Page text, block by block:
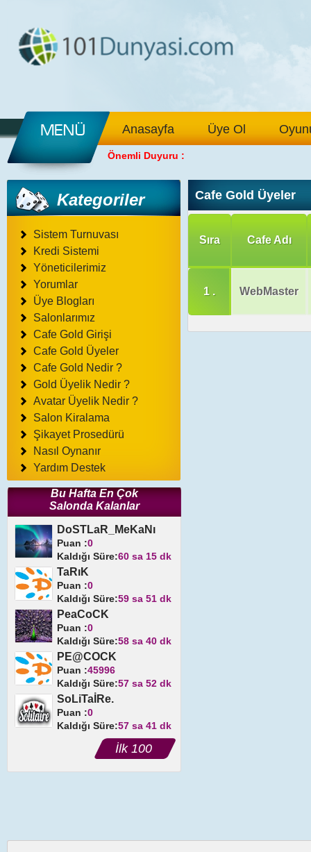
Anasayfa Üye Ol
Önemli Duyuru :
Kategoriler
Sistem Turnuvası
Kredi Sistemi
Yöneticilerimiz
Yorumlar
Üye Blogları
Salonlarımız
Cafe Gold Girişi
Cafe Gold Üyeler
Cafe Gold Nedir ?
Gold Üyelik Nedir ?
Avatar Üyelik Nedir ?
Salon Kiralama
Şikayet Prosedürü
Nasıl Oynanır
Yardım Destek
Bu Hafta En Çok
Salonda Kalanlar
DoSTLaR_MeKaNı
Puan :0
Kaldığı Süre:60 sa 15 dk
TaRıK
Puan :0
Kaldığı Süre:59 sa 51 dk
PeaCoCK
Puan :0
Kaldığı Süre:58 sa 40 dk
PE@COCK
Puan :45996
Kaldığı Süre:57 sa 52 dk
SoLiTaİRe.
Puan :0
Kaldığı Süre:57 sa 41 dk
İlk 100
Cafe Gold Üyeler
Sıra Cafe Adı
1 . WebMaster